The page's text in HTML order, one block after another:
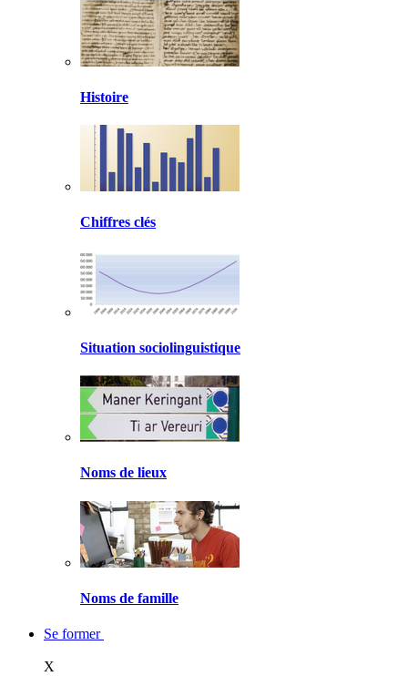
Histoire
Chiffres clés
Situation sociolinguistique
Noms de lieux
Noms de famille
Se former
X